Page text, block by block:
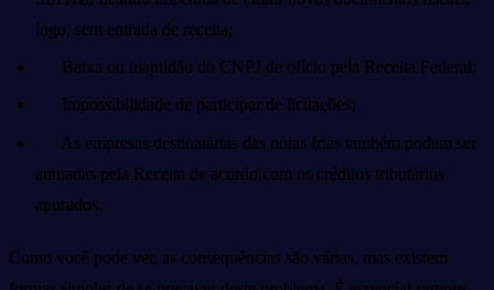
logo, sem entrada de receita;
Baixa ou inaptidão do CNPJ de ofício pela Receita Federal;
Impossibilidade de participar de licitações;
As empresas destinatárias das notas frias também podem ser
autuadas pela Receita de acordo com os créditos tributários
apurados.
Como você pode ver, as consequências são várias, mas existem